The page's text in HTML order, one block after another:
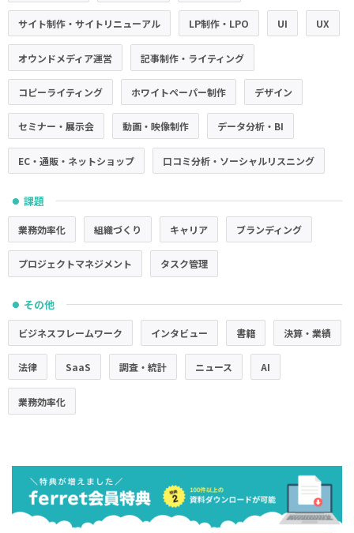
サイト制作・サイトリニューアル LP制作・LPO UI UX
オウンドメディア運営 記事制作・ライティング
コピーライティング ホワイトペーパー制作 デザイン
セミナー・展示会 動画・映像制作 データ分析・BI
EC・通販・ネットショップ 口コミ分析・ソーシャルリスニング
● 課題
業務効率化 組織づくり キャリア ブランディング
プロジェクトマネジメント タスク管理
● その他
ビジネスフレームワーク インタビュー 書籍 決算・業績
法律 SaaS 調査・統計 ニュース AI
業務効率化